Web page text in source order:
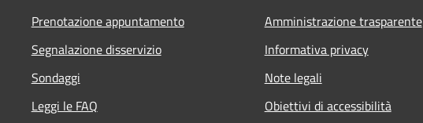
Prenotazione appuntamento
Segnalazione disservizio
Sondaggi
Leggi le FAQ
Amministrazione trasparente
Informativa privacy
Note legali
Obiettivi di accessibilità